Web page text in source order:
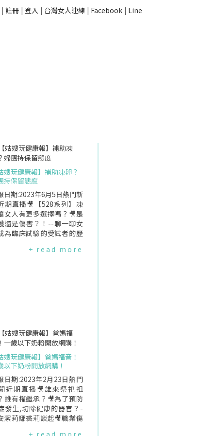
| 註冊 | 登入 | 台灣女人連線 | Facebook | Line
嫂玩健康報】補助凍卵？
持保留態度
日期:2023年6月5日熱門新
期直播🎥【528系列】凍
女人有更多選擇嗎？🎥是
還是傷害？！--聊一聊女
為臨床試驗的受試者的歷
的身影？🎥職業傷病史中
+ read more
嫂玩健康報】爸媽福音！
以下奶粉開放網購！
日期:2023年2月23日熱門
近期直播🎥誰來祭祀祖
誰有權繼承？🎥為了預防
發生,切除健康的器官？-
潔莉娜裘莉談起🎥職業傷
+ read more